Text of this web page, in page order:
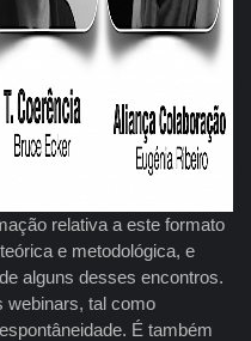
relativa a este formato
e metodológica, e
de alguns desses encontros.
webinars, tal como
É também